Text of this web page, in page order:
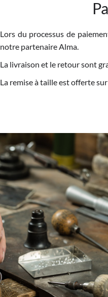
Lors du processus de
notre partenaire Alma.
La livraison et le retour sont
La remise à taille est offerte